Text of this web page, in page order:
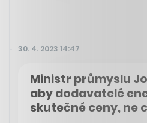
30. 4. 2023 14:47
Ministr průmyslu
aby dodavatelé
skutečné ceny, ne